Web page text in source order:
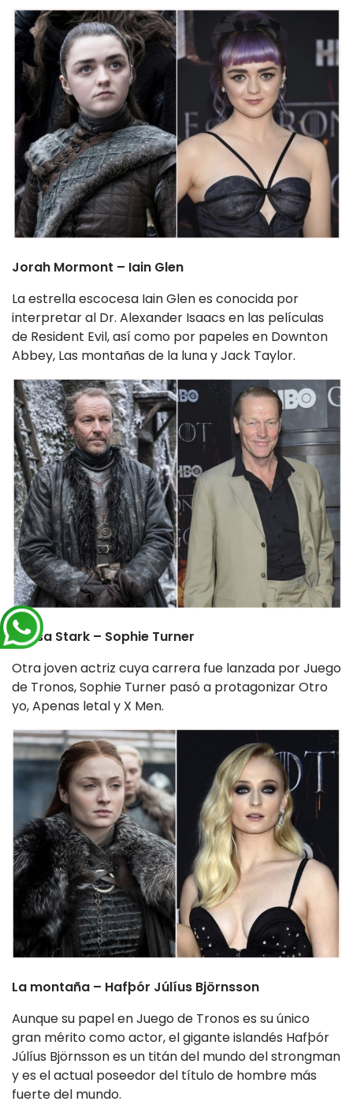
Jorah Mormont – Iain Glen
La estrella escocesa Iain Glen es conocida por
interpretar al Dr. Alexander Isaacs en las películas
de Resident Evil, así como por papeles en Downton
Abbey, Las montañas de la luna y Jack Taylor.
Sansa Stark – Sophie Turner
Otra joven actriz cuya carrera fue lanzada por Juego
de Tronos, Sophie Turner pasó a protagonizar Otro
yo, Apenas letal y X Men.
La montaña – Hafþór Júlíus Björnsson
Aunque su papel en Juego de Tronos es su único
gran mérito como actor, el gigante islandés Hafþór
Júlíus Björnsson es un titán del mundo del strongman
y es el actual poseedor del título de hombre más
fuerte del mundo.